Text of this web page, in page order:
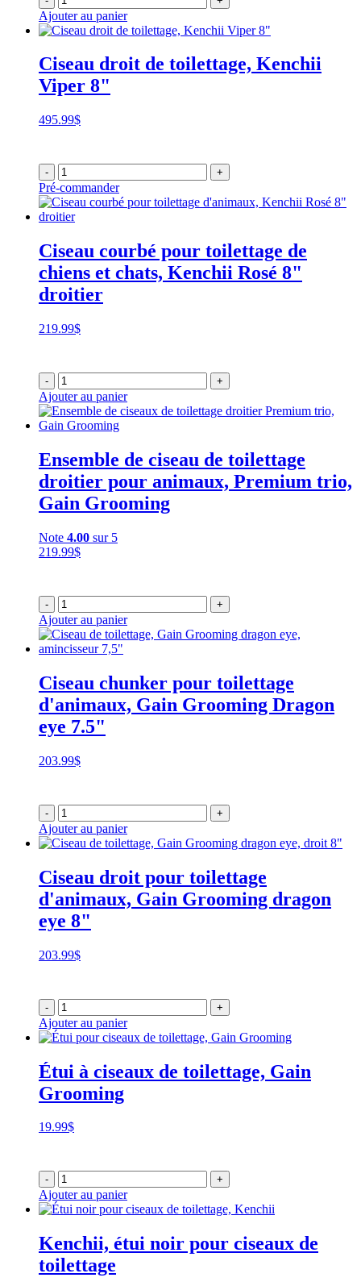
Ajouter au panier
Ciseau droit de toilettage, Kenchii
Viper 8"
495.99$
- +
Pré-commander
Ciseau courbé pour toilettage de
chiens et chats, Kenchii Rosé 8"
droitier
219.99$
- +
Ajouter au panier
Ensemble de ciseau de toilettage
droitier pour animaux, Premium trio,
Gain Grooming
Note 4.00 sur 5
219.99$
- +
Ajouter au panier
Ciseau chunker pour toilettage
d'animaux, Gain Grooming Dragon
eye 7.5"
203.99$
- +
Ajouter au panier
Ciseau droit pour toilettage
d'animaux, Gain Grooming dragon
eye 8"
203.99$
- +
Ajouter au panier
Étui à ciseaux de toilettage, Gain
Grooming
19.99$
- +
Ajouter au panier
Kenchii, étui noir pour ciseaux de
toilettage